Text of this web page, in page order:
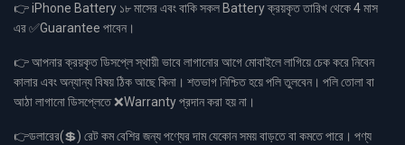
👉 iPhone Battery ১৮ মাসের এবং বাকি সকল Battery ক্রয়কৃত তারিখ থেকে 4 মাস
এর ✅Guarantee পাবেন।
👉 আপনার ক্রয়কৃত ডিসপ্লে স্থায়ী ভাবে লাগানোর আগে মোবাইলে লাগিয়ে চেক করে নিবেন
কালার এবং অন্যান্য বিষয় ঠিক আছে কিনা। শতভাগ নিশ্চিত হয়ে পলি তুলবেন। পলি তোলা বা
আঠা লাগানো ডিসপ্লেতে ❌Warranty প্রদান করা হয় না।
👉ডলারের(💲) রেট কম বেশির জন্য পণ্যের দাম যেকোন সময় বাড়তে বা কমতে পারে। পণ্য